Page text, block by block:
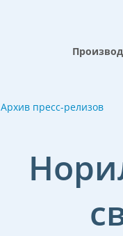
Архив пресс-релизов